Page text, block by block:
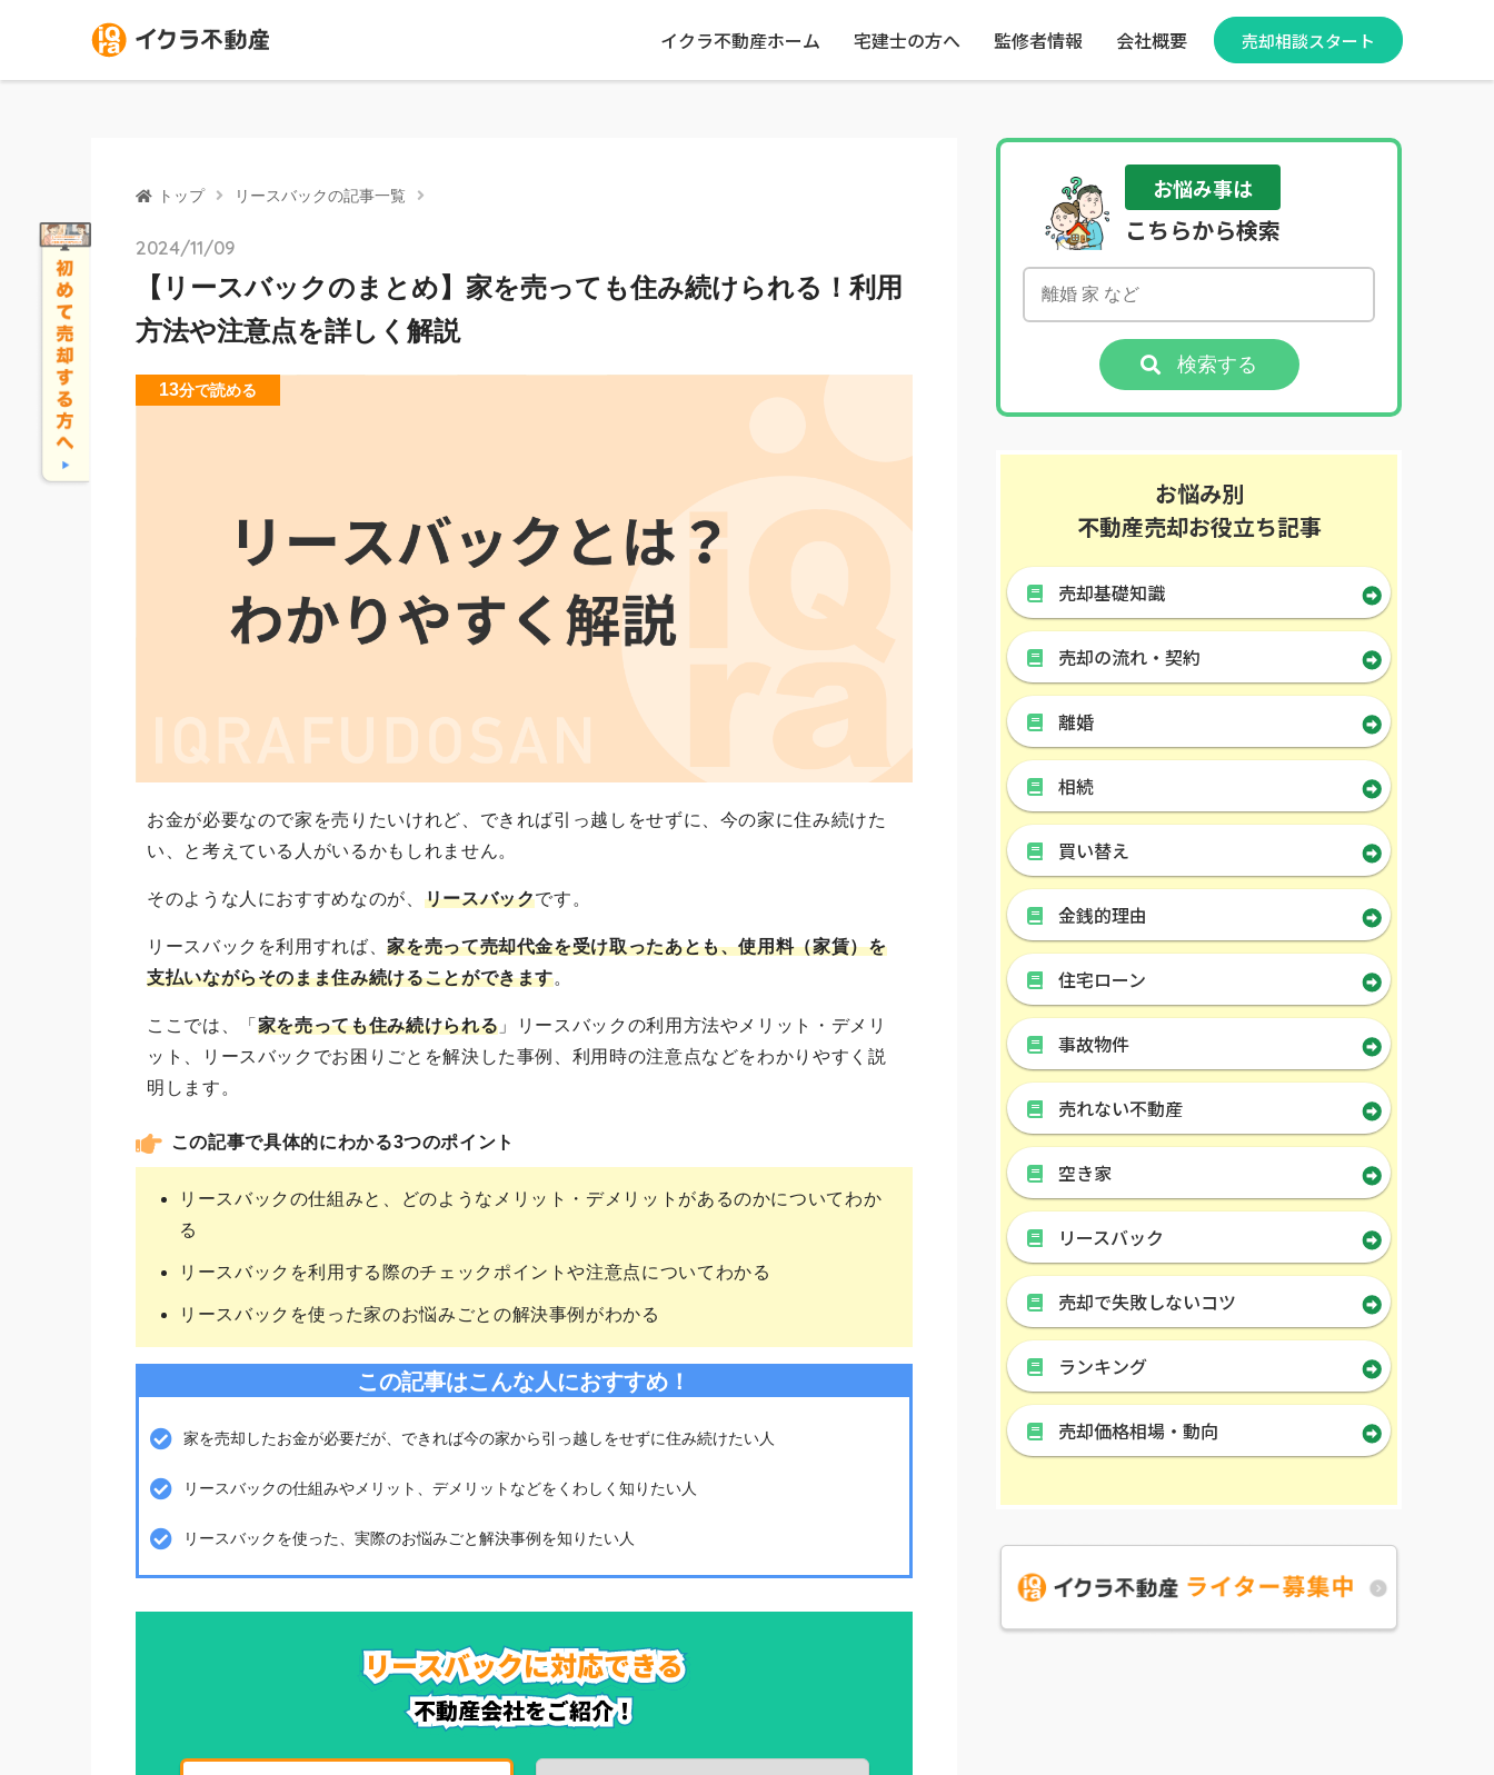
イクラ不動産ホーム 宅建士の方へ 監修者情報 会社概要 売却相談スタート
トップ リースバックの記事一覧
2024/11/09
【リースバックのまとめ】家を売っても住み続けられる！利用
方法や注意点を詳しく解説
13分で読める
お金が必要なので家を売りたいけれど、できれば引っ越しをせずに、今の家に住み続けた
い、と考えている人がいるかもしれません。
そのような人におすすめなのが、 リースバックです。
リースバックを利用すれば、家を売って売却代金を受け取ったあとも、使用料（家賃）を
支払いながらそのまま住み続けることができます。
ここでは、「 家を売っても住み続けられる 」リースバックの利用方法やメリット・デメリ
ット、リースバックでお困りごとを解決した事例、利用時の注意点などをわかりやすく説
明します。
この記事で具体的にわかる3つのポイント
リースバックの仕組みと、どのようなメリット・デメリットがあるのかについてわか
る
リースバックを利用する際のチェックポイントや注意点についてわかる
リースバックを使った家のお悩みごとの解決事例がわかる
この記事はこんな人におすすめ！
家を売却したお金が必要だが、できれば今の家から引っ越しをせずに住み続けたい人
リースバックの仕組みやメリット、デメリットなどをくわしく知りたい人
リースバックを使った、実際のお悩みごと解決事例を知りたい人
お悩み事は
こちらから検索
検索する
お悩み別
不動産売却お役立ち記事
売却基礎知識
売却の流れ・契約
離婚
相続
買い替え
金銭的理由
住宅ローン
事故物件
売れない不動産
空き家
リースバック
売却で失敗しないコツ
ランキング
売却価格相場・動向